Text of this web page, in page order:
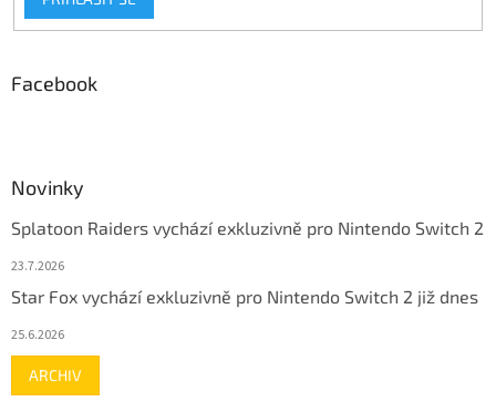
Facebook
Novinky
Splatoon Raiders vychází exkluzivně pro Nintendo Switch 2
23.7.2026
Star Fox vychází exkluzivně pro Nintendo Switch 2 již dnes
25.6.2026
ARCHIV